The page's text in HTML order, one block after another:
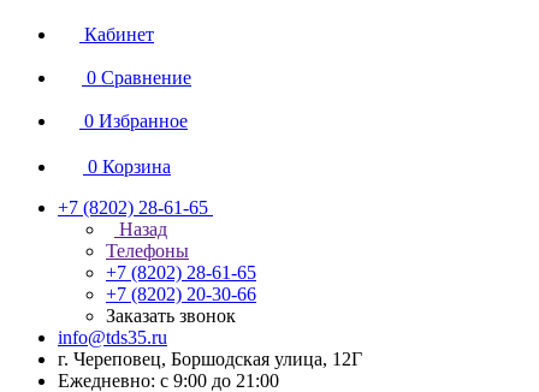
Кабинет
0 Сравнение
0 Избранное
0 Корзина
+7 (8202) 28‑61-65
Назад
Телефоны
+7 (8202) 28‑61-65
+7 (8202) 20‑30-66
Заказать звонок
info@tds35.ru
г. Череповец, Боршодская улица, 12Г
Ежедневно: с 9:00 до 21:00